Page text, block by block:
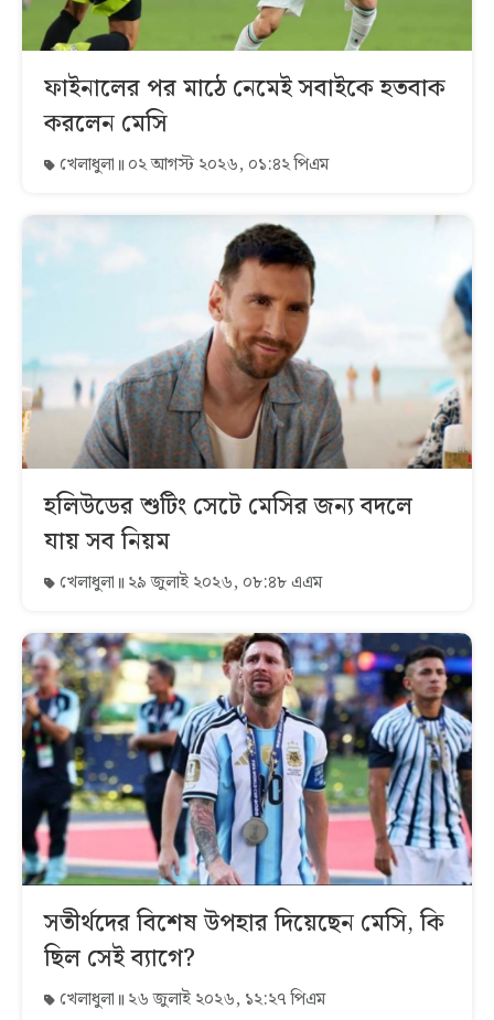
ফাইনালের পর মাঠে নেমেই সবাইকে হতবাক
করলেন মেসি
খেলাধুলা ০২ আগস্ট ২০২৬, ০১:৪২ পিএম
হলিউডের শুটিং সেটে মেসির জন্য বদলে
যায় সব নিয়ম
খেলাধুলা ২৯ জুলাই ২০২৬, ০৮:৪৮ এএম
সতীর্থদের বিশেষ উপহার দিয়েছেন মেসি, কি
ছিল সেই ব্যাগে?
খেলাধুলা ২৬ জুলাই ২০২৬, ১২:২৭ পিএম